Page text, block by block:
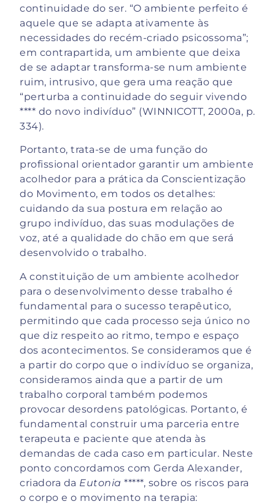
continuidade do ser. “O ambiente perfeito é
aquele que se adapta ativamente às
necessidades do recém-criado psicossoma”;
em contrapartida, um ambiente que deixa
de se adaptar transforma-se num ambiente
ruim, intrusivo, que gera uma reação que
“perturba a continuidade do seguir vivendo
**** do novo indivíduo” (WINNICOTT, 2000a, p.
334).
Portanto, trata-se de uma função do
profissional orientador garantir um ambiente
acolhedor para a prática da Conscientização
do Movimento, em todos os detalhes:
cuidando da sua postura em relação ao
grupo indivíduo, das suas modulações de
voz, até a qualidade do chão em que será
desenvolvido o trabalho.
A constituição de um ambiente acolhedor
para o desenvolvimento desse trabalho é
fundamental para o sucesso terapêutico,
permitindo que cada processo seja único no
que diz respeito ao ritmo, tempo e espaço
dos acontecimentos. Se consideramos que é
a partir do corpo que o indivíduo se organiza,
consideramos ainda que a partir de um
trabalho corporal também podemos
provocar desordens patológicas. Portanto, é
fundamental construir uma parceria entre
terapeuta e paciente que atenda às
demandas de cada caso em particular. Neste
ponto concordamos com Gerda Alexander,
criadora da Eutonia *****, sobre os riscos para
o corpo e o movimento na terapia: